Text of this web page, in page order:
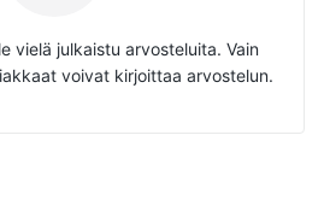
vielä julkaistu arvosteluita. Vain
voivat kirjoittaa arvostelun.